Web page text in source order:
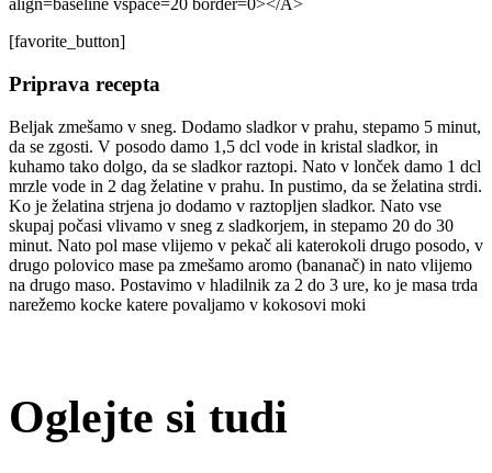
align=baseline vspace=20 border=0></A>
[favorite_button]
Priprava recepta
Beljak zmešamo v sneg. Dodamo sladkor v prahu, stepamo 5 minut,
da se zgosti. V posodo damo 1,5 dcl vode in kristal sladkor, in
kuhamo tako dolgo, da se sladkor raztopi. Nato v lonček damo 1 dcl
mrzle vode in 2 dag želatine v prahu. In pustimo, da se želatina strdi.
Ko je želatina strjena jo dodamo v raztopljen sladkor. Nato vse
skupaj počasi vlivamo v sneg z sladkorjem, in stepamo 20 do 30
minut. Nato pol mase vlijemo v pekač ali katerokoli drugo posodo, v
drugo polovico mase pa zmešamo aromo (bananač) in nato vlijemo
na drugo maso. Postavimo v hladilnik za 2 do 3 ure, ko je masa trda
narežemo kocke katere povaljamo v kokosovi moki
Oglejte si tudi